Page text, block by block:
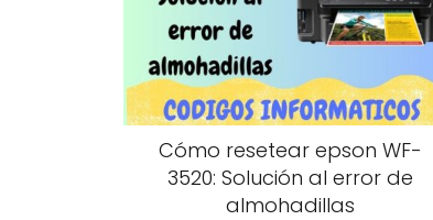
Cómo resetear epson WF-
3520: Solución al error de
almohadillas